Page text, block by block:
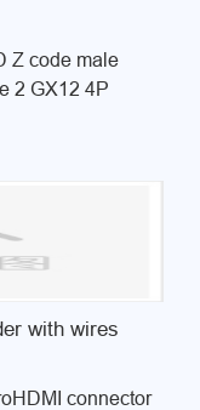
Z code male
2 GX12 4P
with wires
connector